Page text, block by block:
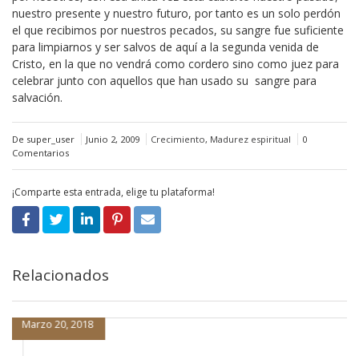
nuestro presente y nuestro futuro, por tanto es un solo perdón
el que recibimos por nuestros pecados, su sangre fue suficiente
para limpiarnos y ser salvos de aquí a la segunda venida de
Cristo, en la que no vendrá como cordero sino como juez para
celebrar junto con aquellos que han usado su sangre para
salvación.
De super_user Junio 2, 2009 Crecimiento, Madurez espiritual
0
Comentarios
¡Comparte esta entrada, elige tu plataforma!
Relacionados
Marzo 20, 2018